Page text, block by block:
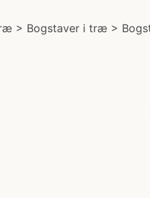
> Bogstaver i træ >